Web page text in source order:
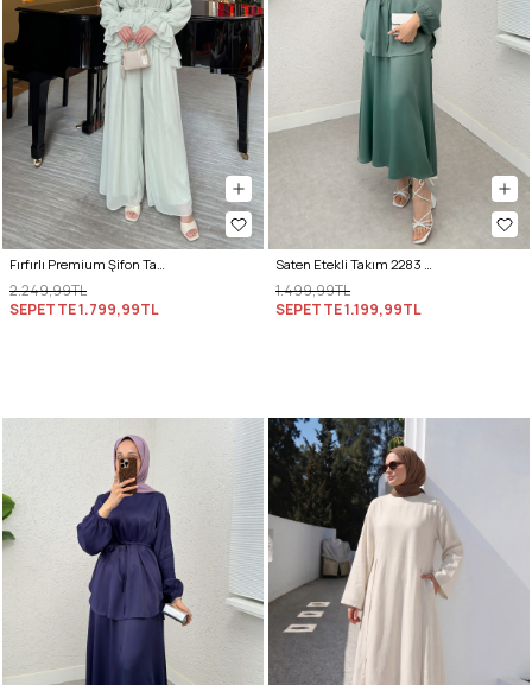
Fırfırlı Premium Şifon Takım 266031 - AÇIK YEŞİL
2.249,99TL
SEPETTE1.799,99TL
Saten Etekli Takım 2283 - MİNT YEŞİLİ
1.499,99TL
SEPETTE1.199,99TL